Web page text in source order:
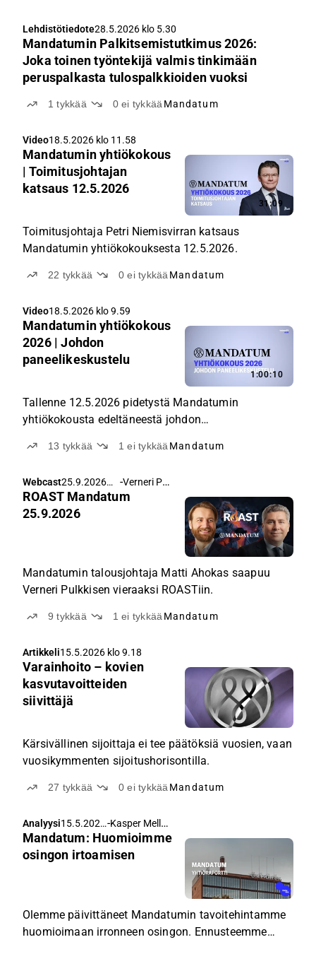
Lehdistötiedote28.5.2026 klo 5.30
Mandatumin Palkitsemistutkimus 2026:
Joka toinen työntekijä valmis tinkimään
peruspalkasta tulospalkkioiden vuoksi
1tykkää 0ei tykkää Mandatum
31:09
Video18.5.2026 klo 11.58
Mandatumin yhtiökokous
| Toimitusjohtajan
katsaus 12.5.2026
Toimitusjohtaja Petri Niemisvirran katsaus
Mandatumin yhtiökokouksesta 12.5.2026.
22 tykkää 0ei tykkää Mandatum
1:00:10
Video18.5.2026 klo 9.59
Mandatumin yhtiökokous
2026 | Johdon
paneelikeskustelu
Tallenne 12.5.2026 pidetystä Mandatumin
yhtiökokousta edeltäneestä johdon
13 tykkää 1ei tykkää Mandatum
Webcast25.9.2026
klo 11.00
- Verneri Pulkkinen
ROAST Mandatum
25.9.2026
Mandatumin talousjohtaja Matti Ahokas saapuu
Verneri Pulkkisen vieraaksi ROASTiin.
9tykkää 1ei tykkääMandatum
Artikkeli15.5.2026 klo 9.18
Varainhoito – kovien
kasvutavoitteiden
siivittäjä
Kärsivällinen sijoittaja ei tee päätöksiä vuosien, vaan
vuosikymmenten sijoitushorisontilla.
27 tykkää 0ei tykkääMandatum
Analyysi15.5.2026
klo 5.40
- Kasper Mellas
Mandatum: Huomioimme
osingon irtoamisen
Olemme päivittäneet Mandatumin tavoitehintamme
huomioimaan irronneen osingon. Ennusteemme